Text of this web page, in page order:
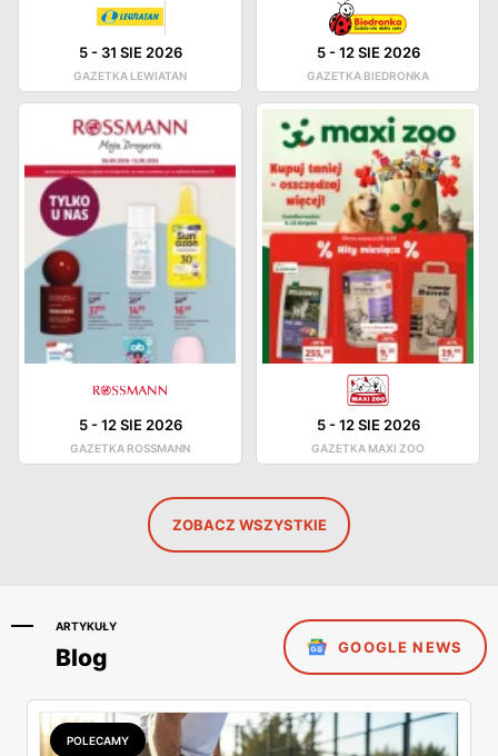
5- 31 SIE 2026
GAZETKA LEWIATAN
5-12 SIE 2026
GAZETKA BIEDRONKA
5-12 SIE 2026
GAZETKA ROSSMANN
5-12 SIE 2026
GAZETKA MAXI ZOO
ZOBACZ WSZYSTKIE
ARTYKUŁY
Blog GOOGLE NEWS
POLECAMY